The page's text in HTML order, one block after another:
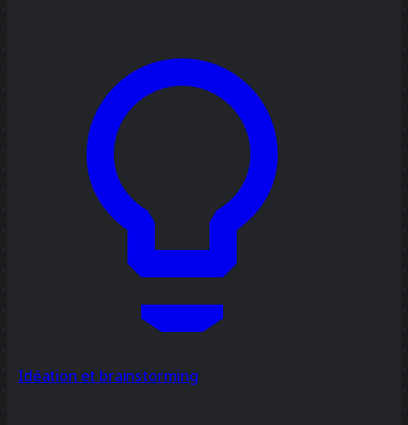
Idéation et brainstorming